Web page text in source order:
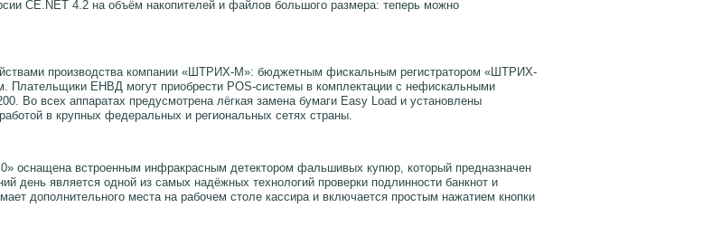
CE.NET 4.2 на объём накопителей и файлов большого размера: теперь можно
производства компании «ШТРИХ-М»: бюджетным фискальным регистратором «ШТРИХ-
ЕНВД могут приобрести POS-системы в комплектации с нефискальными
всех аппаратах предусмотрена лёгкая замена бумаги Easy Load и установлены
в крупных федеральных и региональных сетях страны.
встроенным инфракрасным детектором фальшивых купюр, который предназначен
день является одной из самых надёжных технологий проверки подлинности банкнот и
дополнительного места на рабочем столе кассира и включается простым нажатием кнопки